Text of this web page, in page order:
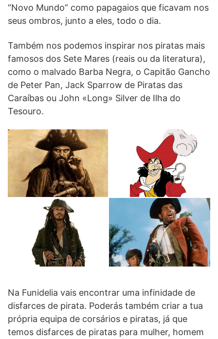
“Novo Mundo” como papagaios que ficavam nos
seus ombros, junto a eles, todo o dia.
Também nos podemos inspirar nos piratas mais
famosos dos Sete Mares (reais ou da literatura),
como o malvado Barba Negra, o Capitão Gancho
de Peter Pan, Jack Sparrow de Piratas das
Caraíbas ou John «Long» Silver de Ilha do
Tesouro.
Na Funidelia vais encontrar uma infinidade de
disfarces de pirata. Poderás também criar a tua
própria equipa de corsários e piratas, já que
temos disfarces de piratas para mulher, homem